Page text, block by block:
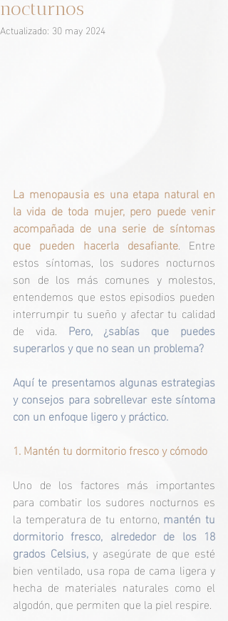
nocturnos
Actualizado: 30 may 2024
La menopausia es una etapa natural en
la vida de toda mujer, pero puede venir
acompañada de una serie de síntomas
que pueden hacerla desafiante. Entre
estos síntomas, los sudores nocturnos
son de los más comunes y molestos,
entendemos que estos episodios pueden
interrumpir tu sueño y afectar tu calidad
de vida. Pero, ¿sabías que puedes
superarlos y que no sean un problema?
Aquí te presentamos algunas estrategias
y consejos para sobrellevar este síntoma
con un enfoque ligero y práctico.
1. Mantén tu dormitorio fresco y cómodo
Uno de los factores más importantes
para combatir los sudores nocturnos es
la temperatura de tu entorno, mantén tu
dormitorio fresco, alrededor de los 18
grados Celsius, y asegúrate de que esté
bien ventilado, usa ropa de cama ligera y
hecha de materiales naturales como el
algodón, que permiten que la piel respire.